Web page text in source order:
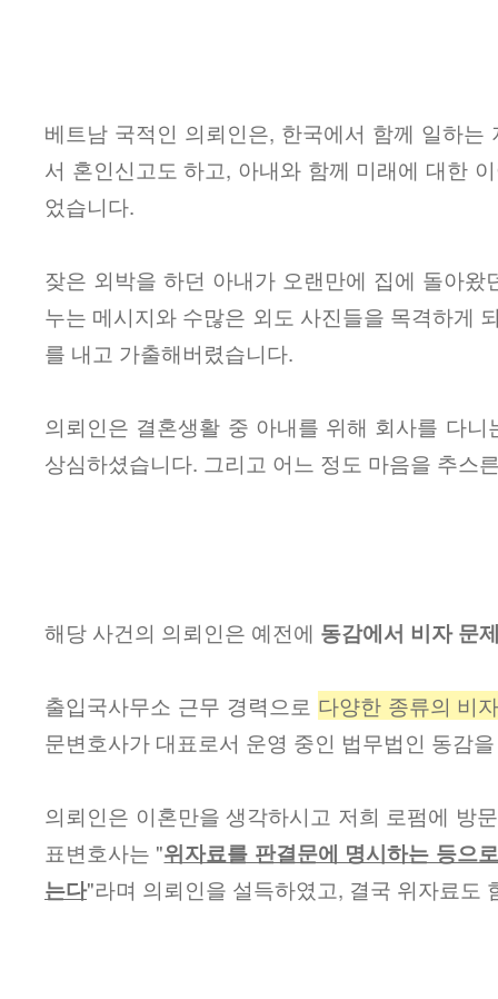
베트남 국적인 의뢰인은, 한국에서 함께 일하
서 혼인신고도 하고, 아내와 함께 미래에 대한
었습니다.
잦은 외박을 하던 아내가 오랜만에 집에 돌아
누는 메시지와 수많은 외도 사진들을 목격하게
를 내고 가출해버렸습니다.
의뢰인은 결혼생활 중 아내를 위해 회사를 다
상심하셨습니다. 그리고 어느 정도 마음을 추스
해당 사건의 의뢰인은 예전에 동감에서 비자 문
출입국사무소 근무 경력으로 다양한 종류의 비
문변호사가 대표로서 운영 중인 법무법인 동감
의뢰인은 이혼만을 생각하시고 저희 로펌에 방
표변호사는 "위자료를 판결문에 명시하는 등으
는다"라며 의뢰인을 설득하였고, 결국 위자료도